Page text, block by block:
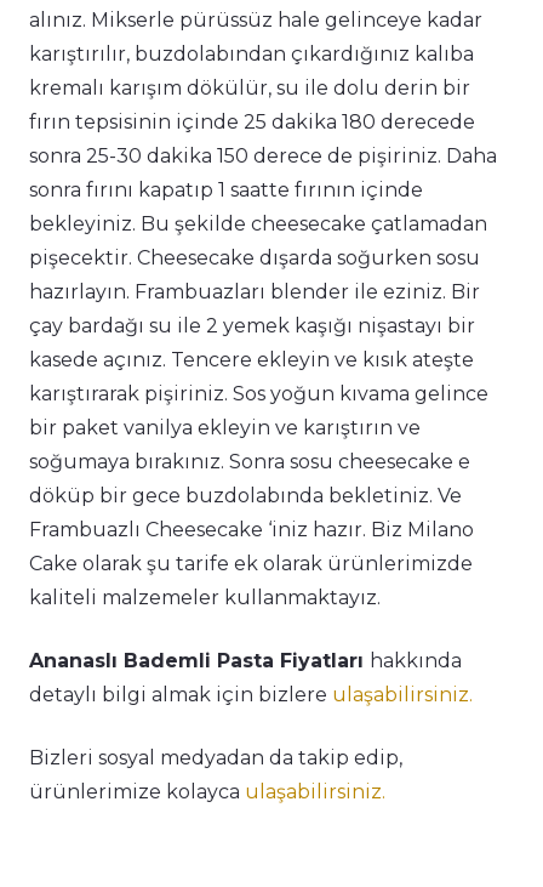
alınız. Mikserle pürüssüz hale gelinceye kadar
karıştırılır, buzdolabından çıkardığınız kalıba
kremalı karışım dökülür, su ile dolu derin bir
fırın tepsisinin içinde 25 dakika 180 derecede
sonra 25-30 dakika 150 derece de pişiriniz. Daha
sonra fırını kapatıp 1 saatte fırının içinde
bekleyiniz. Bu şekilde cheesecake çatlamadan
pişecektir. Cheesecake dışarda soğurken sosu
hazırlayın. Frambuazları blender ile eziniz. Bir
çay bardağı su ile 2 yemek kaşığı nişastayı bir
kasede açınız. Tencere ekleyin ve kısık ateşte
karıştırarak pişiriniz. Sos yoğun kıvama gelince
bir paket vanilya ekleyin ve karıştırın ve
soğumaya bırakınız. Sonra sosu cheesecake e
döküp bir gece buzdolabında bekletiniz. Ve
Frambuazlı Cheesecake ‘iniz hazır. Biz Milano
Cake olarak şu tarife ek olarak ürünlerimizde
kaliteli malzemeler kullanmaktayız.
Ananaslı Bademli Pasta Fiyatları hakkında
detaylı bilgi almak için bizlere ulaşabilirsiniz.
Bizleri sosyal medyadan da takip edip,
ürünlerimize kolayca ulaşabilirsiniz.